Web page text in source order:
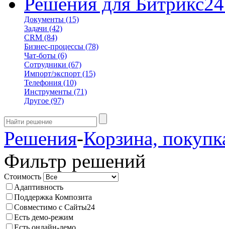
Документы (15)
Задачи (42)
CRM (84)
Бизнес-процессы (78)
Чат-боты (6)
Сотрудники (67)
Импорт/экспорт (15)
Телефония (10)
Инструменты (71)
Другое (97)
Решения-Корзина,
Фильтр решений
Стоимость
Адаптивность
Поддержка Композита
Совместимо с Сайты24
Есть демо-режим
Есть онлайн-демо